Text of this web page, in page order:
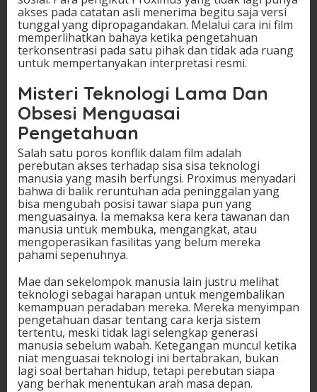
akses pada catatan asli menerima begitu saja versi
tunggal yang dipropagandakan. Melalui cara ini film
memperlihatkan bahaya ketika pengetahuan
terkonsentrasi pada satu pihak dan tidak ada ruang
untuk mempertanyakan interpretasi resmi.
Misteri Teknologi Lama Dan
Obsesi Menguasai
Pengetahuan
Salah satu poros konflik dalam film adalah
perebutan akses terhadap sisa sisa teknologi
manusia yang masih berfungsi. Proximus menyadari
bahwa di balik reruntuhan ada peninggalan yang
bisa mengubah posisi tawar siapa pun yang
menguasainya. Ia memaksa kera kera tawanan dan
manusia untuk membuka, mengangkat, atau
mengoperasikan fasilitas yang belum mereka
pahami sepenuhnya.
Mae dan sekelompok manusia lain justru melihat
teknologi sebagai harapan untuk mengembalikan
kemampuan peradaban mereka. Mereka menyimpan
pengetahuan dasar tentang cara kerja sistem
tertentu, meski tidak lagi selengkap generasi
manusia sebelum wabah. Ketegangan muncul ketika
niat menguasai teknologi ini bertabrakan, bukan
lagi soal bertahan hidup, tetapi perebutan siapa
yang berhak menentukan arah masa depan.